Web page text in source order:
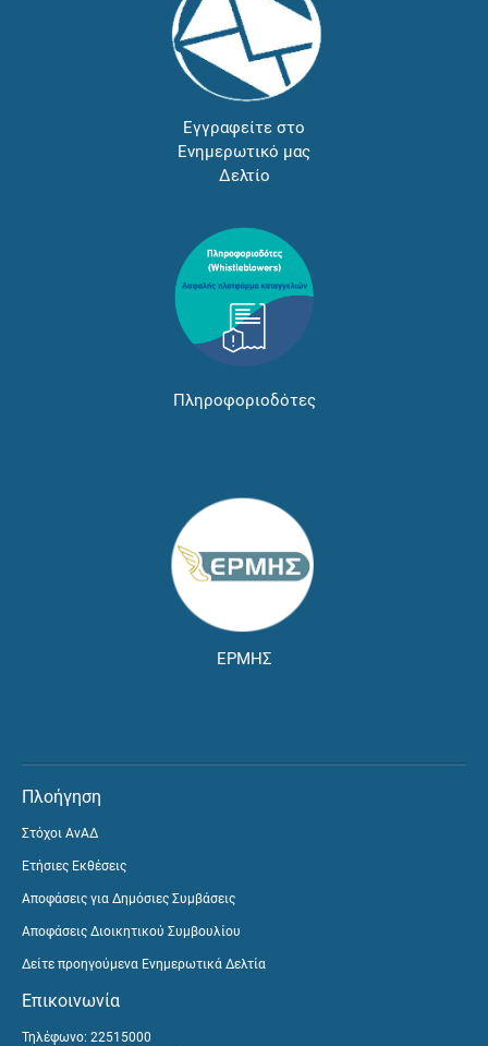
Εγγραφείτε στο
Ενημερωτικό μας
Δελτίο
Πληροφοριοδότες
ΕΡΜΗΣ
Πλοήγηση
Στόχοι ΑνΑΔ
Ετήσιες Εκθέσεις
Αποφάσεις για Δημόσιες Συμβάσεις
Αποφάσεις Διοικητικού Συμβουλίου
Δείτε προηγούμενα Ενημερωτικά Δελτία
Επικοινωνία
Τηλέφωνο: 22515000